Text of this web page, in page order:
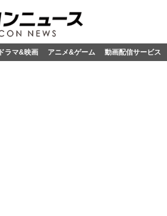
ドラマ&映画 アニメ&ゲーム 動画配信サービス